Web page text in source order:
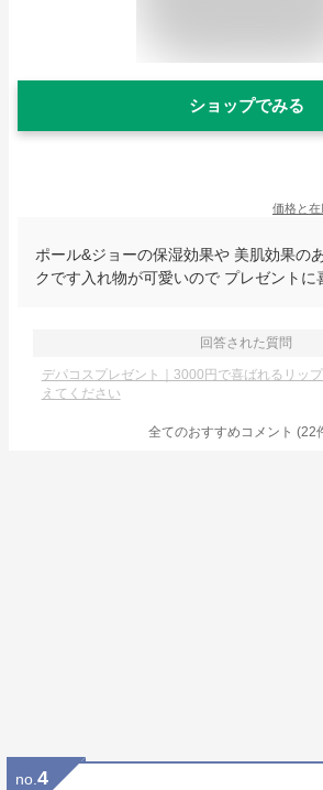
ショップでみる
価格と在
ポール&ジョーの保湿効果や 美肌効果の
クです入れ物が可愛いので プレゼントに
回答された質問
デパコスプレゼント｜3000円で喜ばれるリッ
えてください
全てのおすすめコメント (22
no. 4